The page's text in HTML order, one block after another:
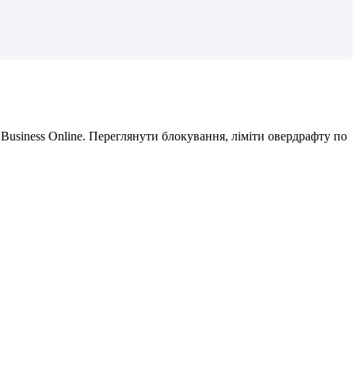
Business Online. Переглянути блокування, ліміти овердрафту по